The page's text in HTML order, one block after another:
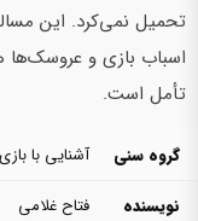
تحمیل نمی‌کرد. این
اسباب بازی و عروسک‌ها
تأمل است.
گروه سنی
آشنایی با
نویسنده
فتاح غلامی